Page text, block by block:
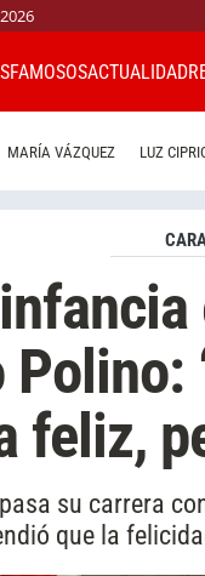
FAMOSOSACTUALIDAD
MARÍA VÁZQUEZ LUZ
Polino:
feliz,
su carrera
que la